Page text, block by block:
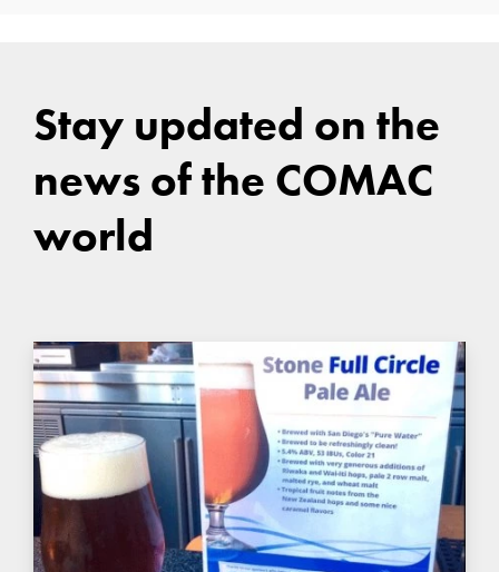
Stay updated on the
news of the COMAC
world